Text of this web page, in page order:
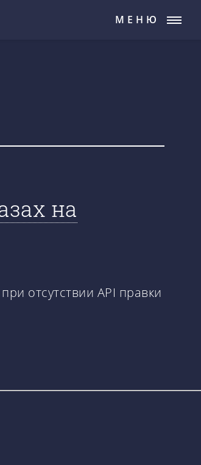
МЕНЮ
на
отсутствии API правки